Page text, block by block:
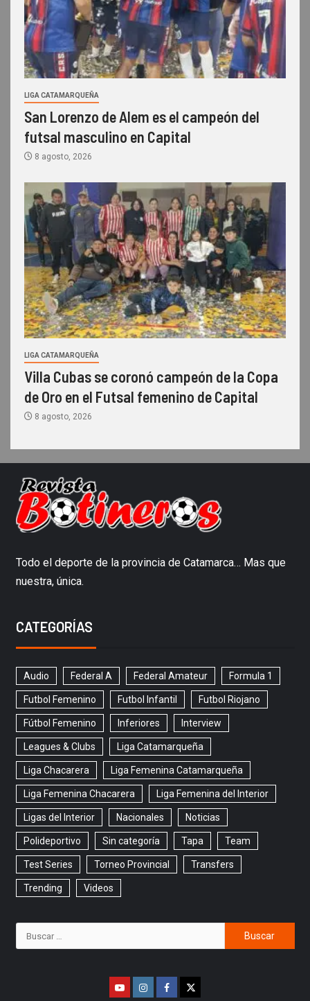
LIGA CATAMARQUEÑA
San Lorenzo de Alem es el campeón del
futsal masculino en Capital
8 agosto, 2026
LIGA CATAMARQUEÑA
Villa Cubas se coronó campeón de la Copa
de Oro en el Futsal femenino de Capital
8 agosto, 2026
Todo el deporte de la provincia de Catamarca… Mas que
nuestra, única.
CATEGORÍAS
Audio Federal A Federal Amateur Formula 1
Futbol Femenino Futbol Infantil Futbol Riojano
Fútbol Femenino Inferiores Interview
Leagues & Clubs Liga Catamarqueña
Liga Chacarera Liga Femenina Catamarqueña
Liga Femenina Chacarera Liga Femenina del Interior
Ligas del Interior Nacionales Noticias
Polideportivo Sin categoría Tapa Team
Test Series Torneo Provincial Transfers
Trending Videos